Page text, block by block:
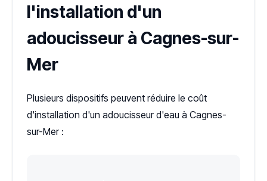
l'installation d'un
adoucisseur à Cagnes-sur-
Mer
Plusieurs dispositifs peuvent réduire le coût
d'installation d'un adoucisseur d'eau à Cagnes-
sur-Mer :